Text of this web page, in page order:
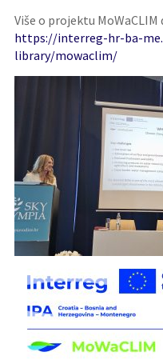
Više o projektu
https://interreg-hr-ba-
library/mowaclim/